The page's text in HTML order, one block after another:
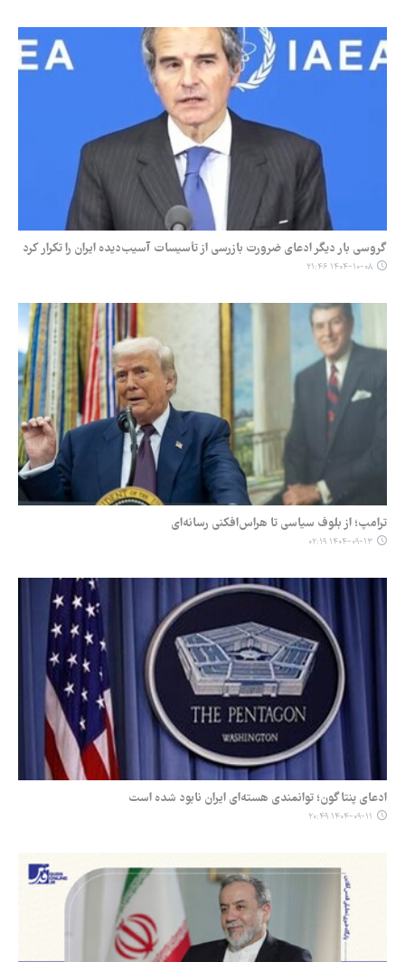
گروسی بار دیگر ادعای ضرورت بازرسی از تأسیسات آسیب‌دیده ایران را تکرار کرد
۱۴۰۴-۱۰-۰۸ ۲۱:۴۶
ترامپ؛ از بلوف سیاسی تا هراس‌افکنی رسانه‌ای
۱۴۰۴-۰۹-۱۳ ۰۲:۱۹
ادعای پنتاگون؛ توانمندی هسته‌ای ایران نابود شده است
۱۴۰۴-۰۹-۱۱ ۲۰:۴۹